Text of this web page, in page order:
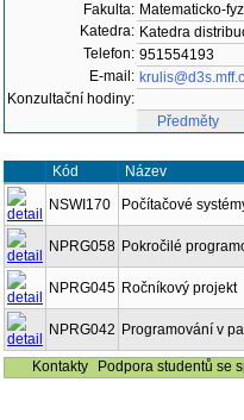
Fakulta: Matematicko-
Katedra: Katedra
Telefon: 951554193
E-mail:
Konzultační hodiny:
Předměty
Kód Název
NSWI170
Počítačové
NPRG058 Pokročilé
NPRG045 Ročníkový projekt
NPRG042 Programování v
Kontakty
Podpora studentů se